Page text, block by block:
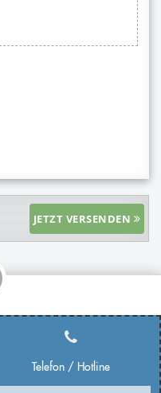
JETZT VERSENDEN
Telefon / Hotline